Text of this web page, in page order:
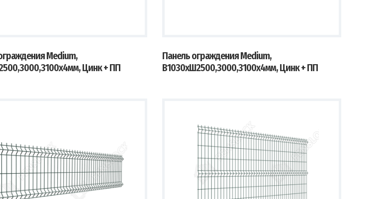
Medium,
Цинк + ПП
Панель ограждения Medium,
В1030хШ2500,3000,3100х4мм, Цинк + ПП